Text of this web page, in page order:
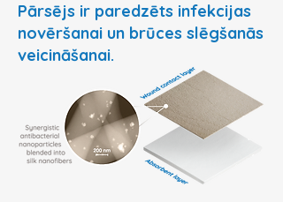
Pārsējs ir paredzēts infekcijas
novēršanai un brūces slēgšanās
veicināšanai.